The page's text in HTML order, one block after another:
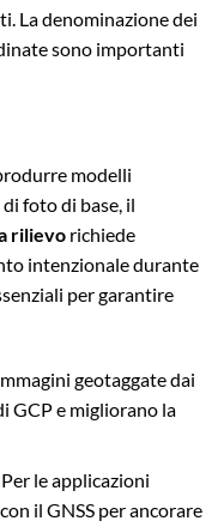
La denominazione dei
sono importanti
modelli
foto di base, il
rilievo richiede
intenzionale durante
per garantire
geotaggate dai
GCP e migliorano la
le applicazioni
il GNSS per ancorare